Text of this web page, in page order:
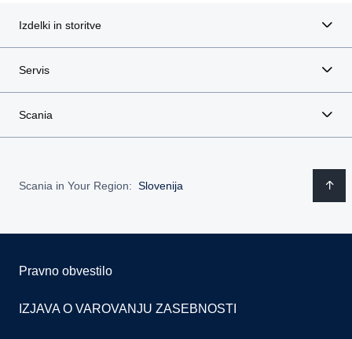
Izdelki in storitve
Servis
Scania
Scania in Your Region: Slovenija
Pravno obvestilo
IZJAVA O VAROVANJU ZASEBNOSTI